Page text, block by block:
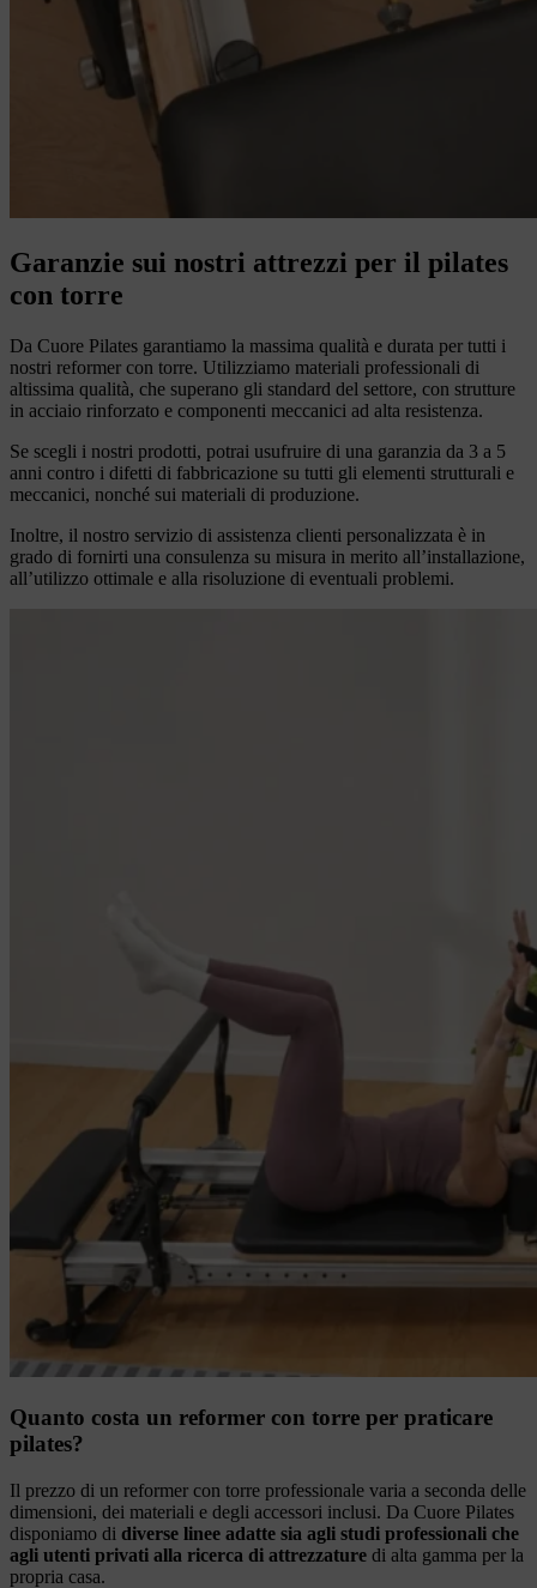
Garanzie sui nostri attrezzi per il pilates
con torre
Da Cuore Pilates garantiamo la massima qualità e durata per tutti i
nostri reformer con torre. Utilizziamo materiali professionali di
altissima qualità, che superano gli standard del settore, con strutture
in acciaio rinforzato e componenti meccanici ad alta resistenza.
Se scegli i nostri prodotti, potrai usufruire di una garanzia da 3 a 5
anni contro i difetti di fabbricazione su tutti gli elementi strutturali e
meccanici, nonché sui materiali di produzione.
Inoltre, il nostro servizio di assistenza clienti personalizzata è in
grado di fornirti una consulenza su misura in merito all’installazione,
all’utilizzo ottimale e alla risoluzione di eventuali problemi.
Quanto costa un reformer con torre per praticare
pilates?
Il prezzo di un reformer con torre professionale varia a seconda delle
dimensioni, dei materiali e degli accessori inclusi. Da Cuore Pilates
disponiamo di diverse linee adatte sia agli studi professionali che
agli utenti privati alla ricerca di attrezzature di alta gamma per la
propria casa.